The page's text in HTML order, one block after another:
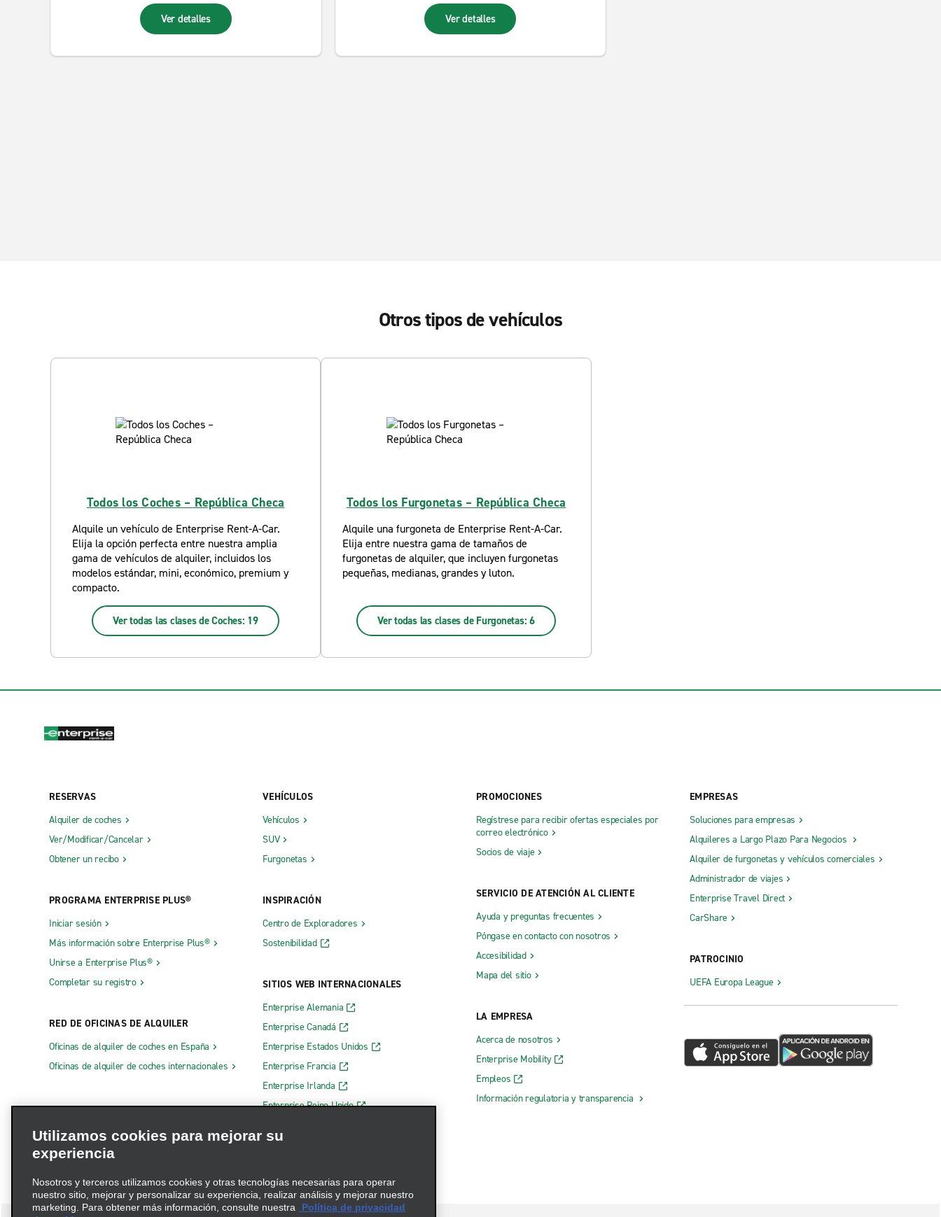
Ver detalles Ver detalles
Otros tipos de vehículos
Todos los Coches – República Checa
Alquile un vehículo de Enterprise Rent-A-Car.
Elija la opción perfecta entre nuestra amplia
gama de vehículos de alquiler, incluidos los
modelos estándar, mini, económico, premium y
compacto.
Ver todas las clases de Coches: 19
Todos los Furgonetas – República Checa
Alquile una furgoneta de Enterprise Rent-A-Car.
Elija entre nuestra gama de tamaños de
furgonetas de alquiler, que incluyen furgonetas
pequeñas, medianas, grandes y luton.
Ver todas las clases de Furgonetas: 6
RESERVAS
Alquiler de coches
Ver/Modificar/Cancelar
Obtener un recibo
PROGRAMA ENTERPRISE PLUS®
Iniciar sesión
Más información sobre Enterprise Plus®
Unirse a Enterprise Plus®
Completar su registro
RED DE OFICINAS DE ALQUILER
Oficinas de alquiler de coches en España
Oficinas de alquiler de coches internacionales
VEHÍCULOS
Vehículos
SUV
Furgonetas
INSPIRACIÓN
Centro de Exploradores
Sostenibilidad
SITIOS WEB INTERNACIONALES
Enterprise Alemania
Enterprise Canadá
Enterprise Estados Unidos
Enterprise Francia
Enterprise Irlanda
Enterprise Reino Unido
PROMOCIONES
Regístrese para recibir ofertas especiales por
correo electrónico
Socios de viaje
SERVICIO DE ATENCIÓN AL CLIENTE
Ayuda y preguntas frecuentes
Póngase en contacto con nosotros
Accesibilidad
Mapa del sitio
LA EMPRESA
Acerca de nosotros
Enterprise Mobility
Empleos
Información regulatoria y transparencia
EMPRESAS
Soluciones para empresas
Alquileres a Largo Plazo Para Negocios
Alquiler de furgonetas y vehículos comerciales
Administrador de viajes
Enterprise Travel Direct
CarShare
PATROCINIO
UEFA Europa League
Utilizamos cookies para mejorar su
experiencia
Nosotros y terceros utilizamos cookies y otras tecnologías necesarias para operar
nuestro sitio, mejorar y personalizar su experiencia, realizar análisis y mejorar nuestro
marketing. Para obtener más información, consulte nuestra
Política de privacidad